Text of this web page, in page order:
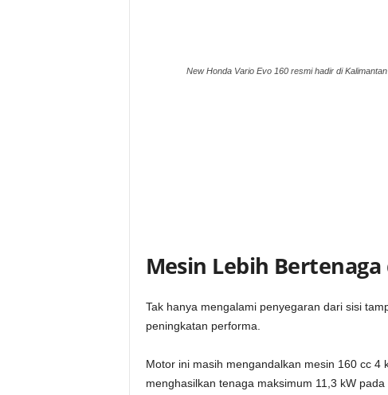
New Honda Vario Evo 160 resmi hadir di
Mesin Lebih
Tak hanya mengalami penyegaran dari sisi
peningkatan performa.
Motor ini masih mengandalkan mesin 160 cc
menghasilkan tenaga maksimum 11,3 kW